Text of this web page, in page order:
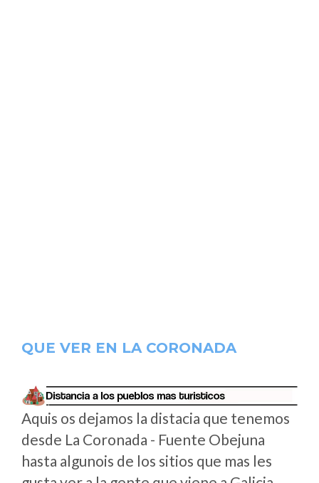
QUE VER EN LA CORONADA
Aquis os dejamos la distacia que tenemos
desde La Coronada - Fuente Obejuna
hasta algunois de los sitios que mas les